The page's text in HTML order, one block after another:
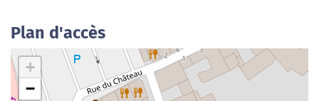
Plan d'accès
+
−